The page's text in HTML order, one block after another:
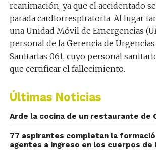
reanimación, ya que el accidentado
parada cardiorrespiratoria. Al lugar
una Unidad Móvil de Emergencias
personal de la Gerencia de
Sanitarias 061, cuyo personal
que certificar el fallecimiento.
Últimas Noticias
Arde la cocina de un restaurante de
77 aspirantes completan la
agentes a ingreso en los cuerpos de